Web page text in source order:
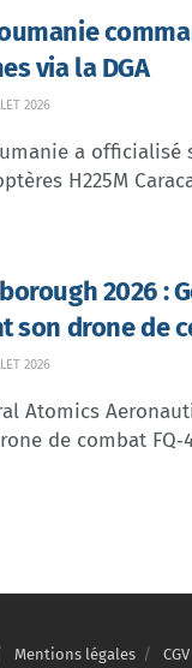
via la DGA
2026
a officialisé
H225M
2026 :
son drone de
2026
Atomics
de combat
Mentions légales CGV